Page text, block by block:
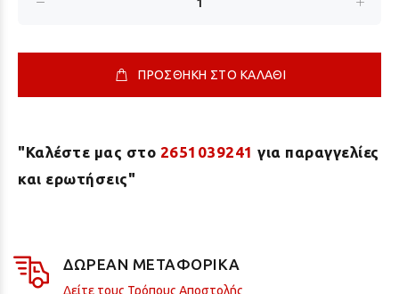
ΠΡΟΣΘΗΚΗ ΣΤΟ ΚΑΛΑΘΙ
"Καλέστε μας στο 2651039241 για παραγγελίες
και ερωτήσεις"
ΔΩΡΕΑΝ ΜΕΤΑΦΟΡΙΚΑ
Δείτε τους Τρόπους Αποστολής